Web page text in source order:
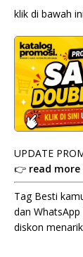
klik di bawah
UPDATE
👉 read
Tag Besti
dan
diskon